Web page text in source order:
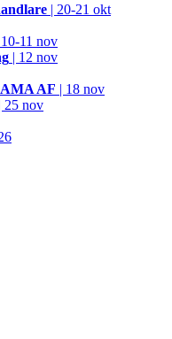
| 20-21 okt
11 nov
| 12 nov
AF | 18 nov
| 25 nov